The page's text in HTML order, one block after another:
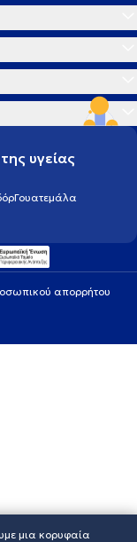
υγείας
Γουατεμάλα
απορρήτου
μια κορυφαία